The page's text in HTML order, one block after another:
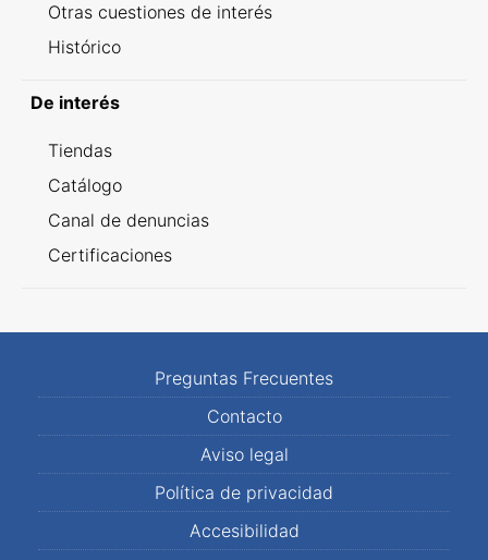
Otras cuestiones de interés
Histórico
De interés
Tiendas
Catálogo
Canal de denuncias
Certificaciones
Preguntas Frecuentes
Contacto
Aviso legal
Política de privacidad
Accesibilidad